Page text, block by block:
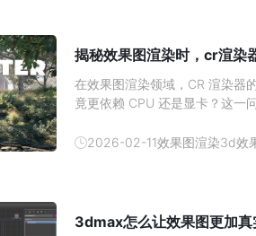
揭秘效果图渲染时，cr渲染
在效果图渲染领域，CR 渲染器
竟更依赖 CPU 还是显卡？这一
加速对于使用 CR 渲染器的设
2026-02-11效果图渲染3d效
3dmax怎么让效果图更加真